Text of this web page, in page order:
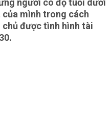
người có độ tuổi dưới
mình trong cách
chủ được tình hình tài